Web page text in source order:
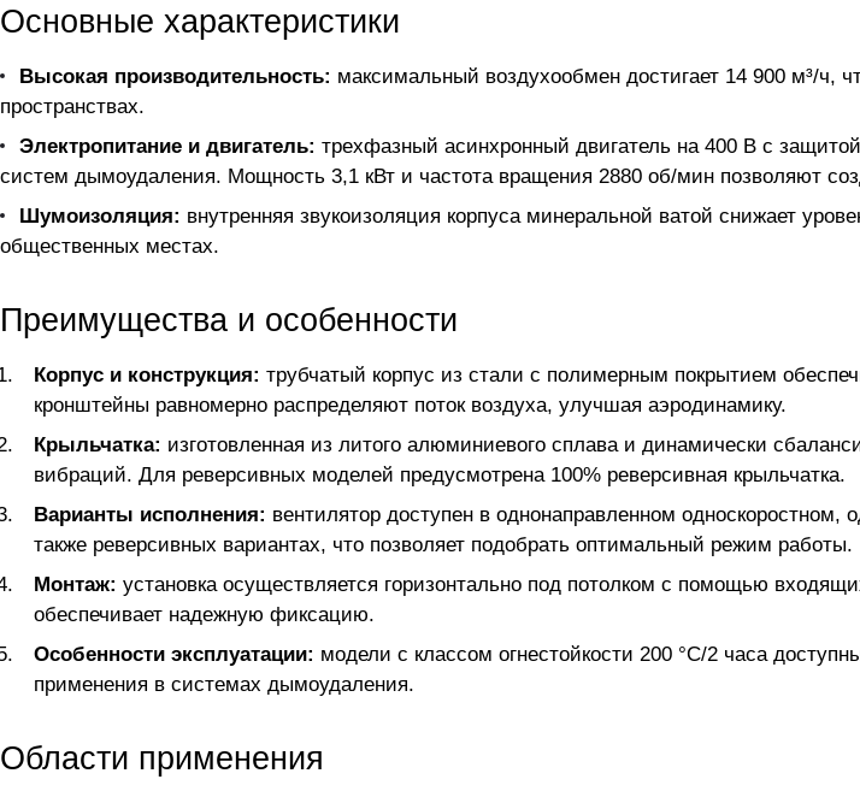
Основные характеристики
Высокая производительность: максимальный воздухообмен достигает 14 900 м³/ч,
пространствах.
Электропитание и двигатель: трехфазный асинхронный двигатель на 400 В с
систем дымоудаления. Мощность 3,1 кВт и частота вращения 2880 об/мин позволяют
Шумоизоляция: внутренняя звукоизоляция корпуса минеральной ватой снижает
общественных местах.
Преимущества и особенности
Корпус и конструкция: трубчатый корпус из стали с полимерным покрытием
кронштейны равномерно распределяют поток воздуха, улучшая аэродинамику.
Крыльчатка: изготовленная из литого алюминиевого сплава и динамически
вибраций. Для реверсивных моделей предусмотрена 100% реверсивная крыльчатка.
Варианты исполнения: вентилятор доступен в однонаправленном
также реверсивных вариантах, что позволяет подобрать оптимальный режим работы.
Монтаж: установка осуществляется горизонтально под потолком с помощью
обеспечивает надежную фиксацию.
Особенности эксплуатации: модели с классом огнестойкости 200 °С/2 часа
применения в системах дымоудаления.
Области применения